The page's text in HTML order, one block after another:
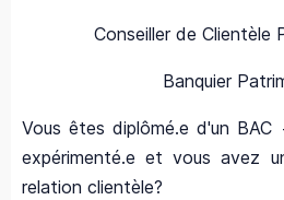
Conseiller de Clientèle
Banquier
Vous êtes diplômé.e d'un BAC
expérimenté.e et vous avez
relation clientèle?